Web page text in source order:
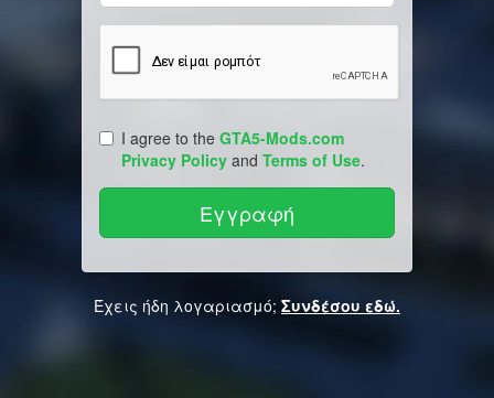
I agree to the GTA5-Mods.com
Privacy Policy and Terms of Use.
Έχεις ήδη λογαριασμό; Συνδέσου εδώ.